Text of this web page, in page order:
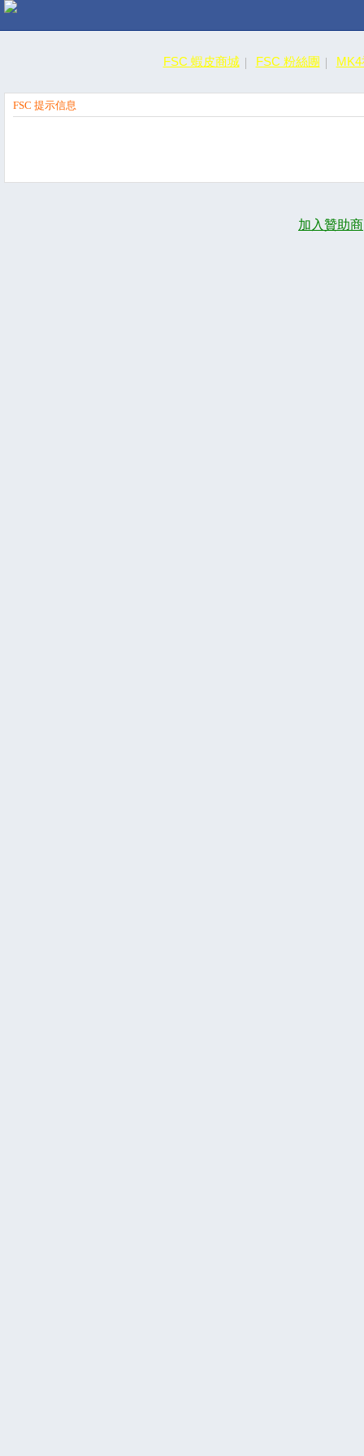
FSC 蝦皮商城 FSC 粉絲團
FSC 提示信息
加入贊助商